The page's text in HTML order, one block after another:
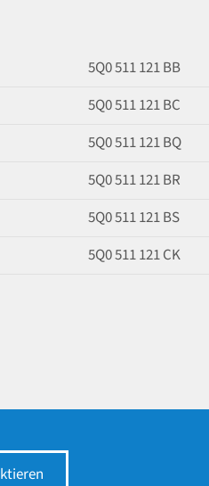
5Q0 511 121 BB
5Q0 511 121 BC
5Q0 511 121 BQ
5Q0 511 121 BR
5Q0 511 121 BS
5Q0 511 121 CK